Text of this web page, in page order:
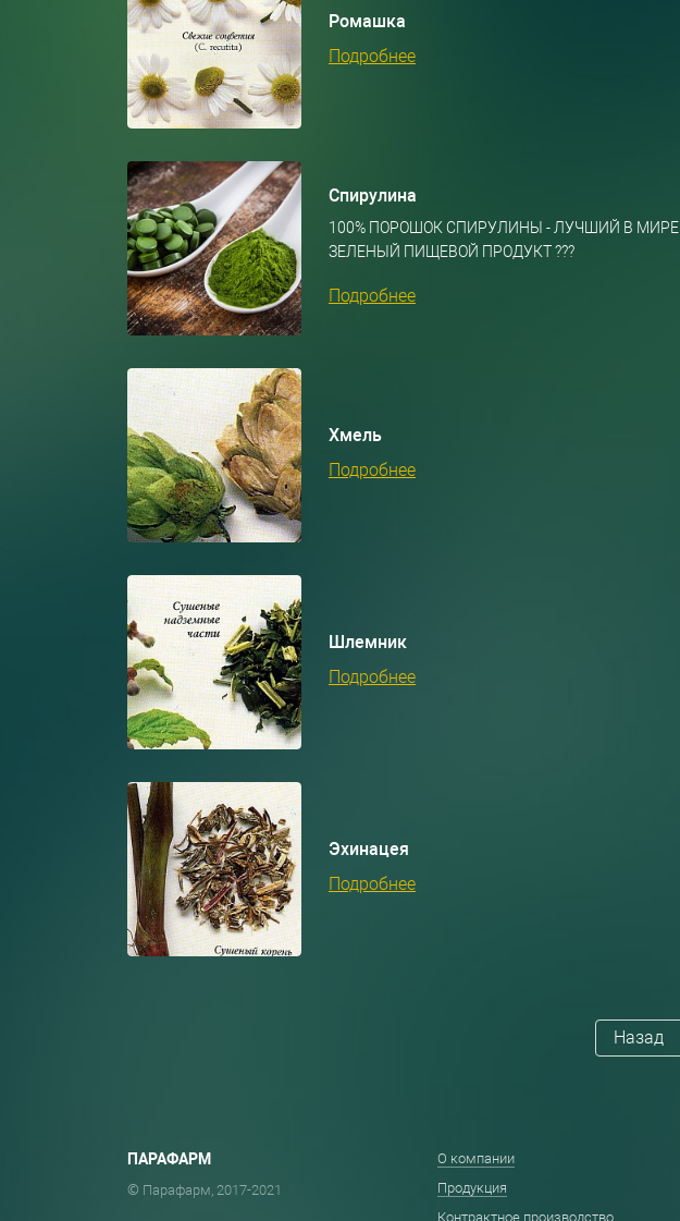
Ромашка
Подробнее
Спирулина
100% ПОРОШОК СПИРУЛИНЫ - ЛУЧШИЙ В МИРЕ
ЗЕЛЕНЫЙ ПИЩЕВОЙ ПРОДУКТ ???
Подробнее
Хмель
Подробнее
Шлемник
Подробнее
Эхинацея
Подробнее
Назад
ПАРАФАРМ
© Парафарм, 2017-2021
О компании
Продукция
Контрактное производство